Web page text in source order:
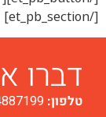
[/et_pb_section]
דברו
טלפון: